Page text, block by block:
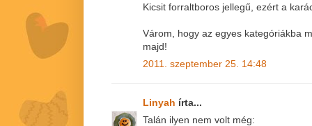
Kicsit forraltboros jellegű, ezért a
Várom, hogy az egyes kategóriákba
majd!
2011. szeptember 25. 14:48
Linyah írta...
Talán ilyen nem volt még: